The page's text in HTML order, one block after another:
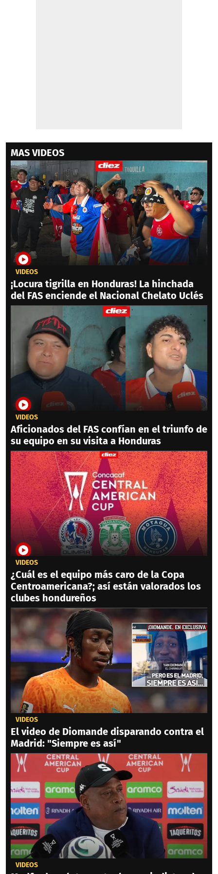
MAS VIDEOS
VIDEOS
¡Locura tigrilla en Honduras! La hinchada
del FAS enciende el Nacional Chelato Uclés
VIDEOS
Aficionados del FAS confían en el triunfo de
su equipo en su visita a Honduras
VIDEOS
¿Cuál es el equipo más caro de la Copa
Centroamericana?; así están valorados los
clubes hondureños
VIDEOS
El video de Diomande disparando contra el
Madrid: "Siempre es así"
VIDEOS